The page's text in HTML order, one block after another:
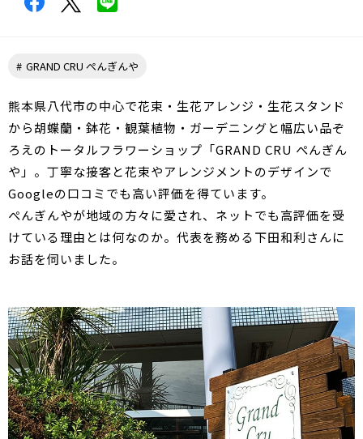
GRAND CRU ぺんぎんや
熊本県八代市の中心で花束・生花アレンジ・生花スタンド
から胡蝶蘭・鉢花・観葉植物・ガーデニングと幅広い品ぞ
ろえのトータルフラワーショップ「GRAND CRU ぺんぎん
や」。丁寧な接客と花束やアレンジメントのデザインで
Googleの口コミでも高い評価を得ています。
ぺんぎんやが地域の方々に愛され、ネットでも高評価を受
けている理由とは何なのか。代表を務める下田和利さんに
お話を伺いました。